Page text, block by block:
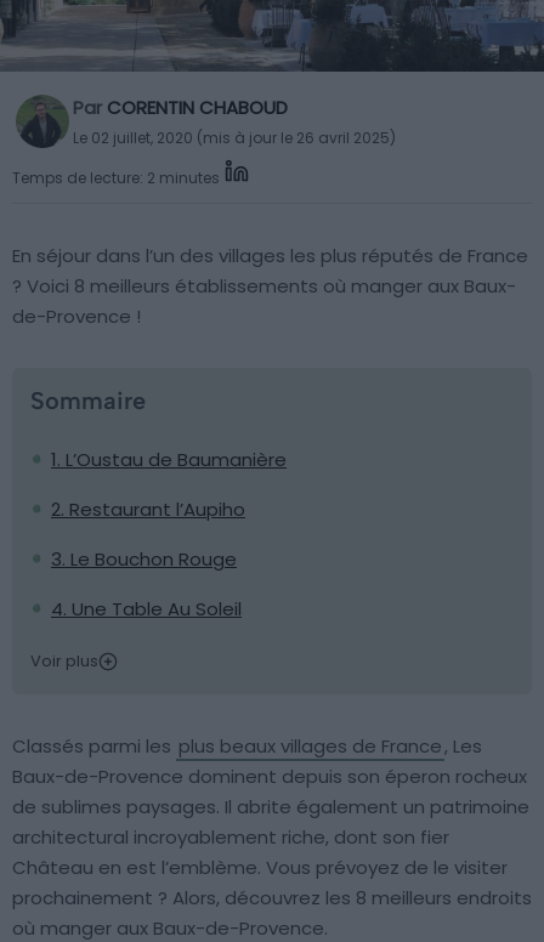
Par CORENTIN CHABOUD
Le 02 juillet, 2020 (mis à jour le 26 avril 2025)
Temps de lecture: 2 minutes
En séjour dans l’un des villages les plus réputés de France
? Voici 8 meilleurs établissements où manger aux Baux-
de-Provence !
Sommaire
1. L’Oustau de Baumanière
2. Restaurant l’Aupiho
3. Le Bouchon Rouge
4. Une Table Au Soleil
Voir plus
Classés parmi les plus beaux villages de France, Les
Baux-de-Provence dominent depuis son éperon rocheux
de sublimes paysages. Il abrite également un patrimoine
architectural incroyablement riche, dont son fier
Château en est l’emblème. Vous prévoyez de le visiter
prochainement ? Alors, découvrez les 8 meilleurs endroits
où manger aux Baux-de-Provence.